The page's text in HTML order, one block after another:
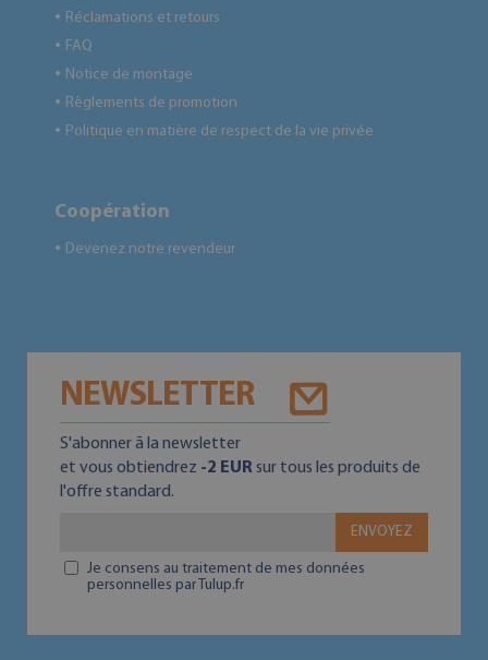
● Réclamations et retours
● FAQ
● Notice de montage
● Règlements de promotion
● Politique en matière de respect de la vie privée
Coopération
● Devenez notre revendeur
NEWSLETTER
S'abonner ā la newsletter
et vous obtiendrez -2 EUR sur tous les produits de
l'offre standard.
ENVOYEZ
Je consens au traitement de mes données
personnelles par Tulup.fr